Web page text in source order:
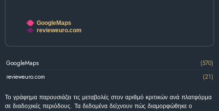
GoogleMaps
revieweuro.com
GoogleMaps
(570)
revieweuro.com
(21)
Το γράφημα παρουσιάζει τις μεταβολές στον αριθμό κριτικών ανά πλατφόρμα
σε διαδοχικές περιόδους. Τα δεδομένα δείχνουν πώς διαμορφώθηκε ο